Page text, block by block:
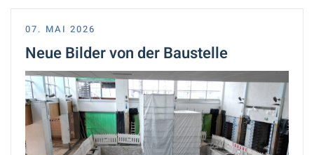
07. MAI 2026
Neue Bilder von der Baustelle